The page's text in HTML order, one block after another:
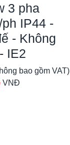
3 pha
IP44 -
- Không
IE2
bao gồm VAT)
VNĐ